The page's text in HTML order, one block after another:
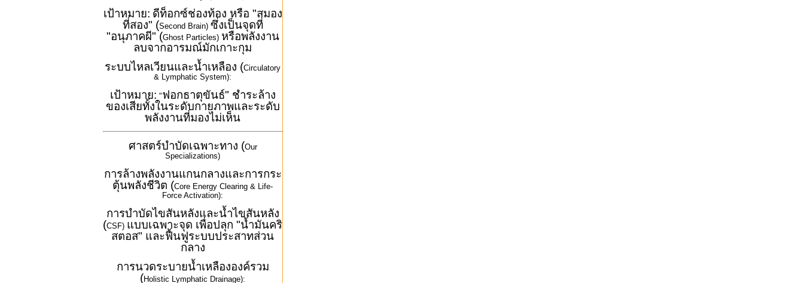
เป้าหมาย: ดีท็อกซ์ช่องท้อง หรือ "สมอง
ที่สอง" (Second Brain) ซึ่งเป็นจุดที่
"อนุภาคผี" (Ghost Particles) หรือพลังงาน
ลบจากอารมณ์มักเกาะกุม
ระบบไหลเวียนและน้ำเหลือง (Circulatory
& Lymphatic System):
เป้าหมาย: "ฟอกธาตุขันธ์" ชำระล้าง
ของเสียทั้งในระดับกายภาพและระดับ
พลังงานที่มองไม่เห็น
ศาสตร์บำบัดเฉพาะทาง (Our
Specializations)
การล้างพลังงานแกนกลางและการกระ
ตุ้นพลังชีวิต (Core Energy Clearing & Life-
Force Activation):
การบำบัดไขสันหลังและน้ำไขสันหลัง
(CSF) แบบเฉพาะจุด เพื่อปลุก "น้ำมันคริ
สตอส" และฟื้นฟูระบบประสาทส่วน
กลาง
การนวดระบายน้ำเหลืององค์รวม
(Holistic Lymphatic Drainage):